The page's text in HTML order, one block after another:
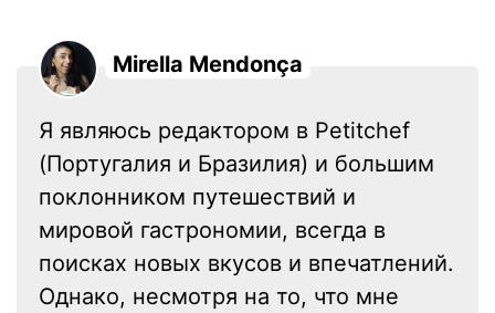
Mirella Mendonça
Я являюсь редактором в Petitchef
(Португалия и Бразилия) и большим
поклонником путешествий и
мировой гастрономии, всегда в
поисках новых вкусов и впечатлений.
Однако, несмотря на то, что мне